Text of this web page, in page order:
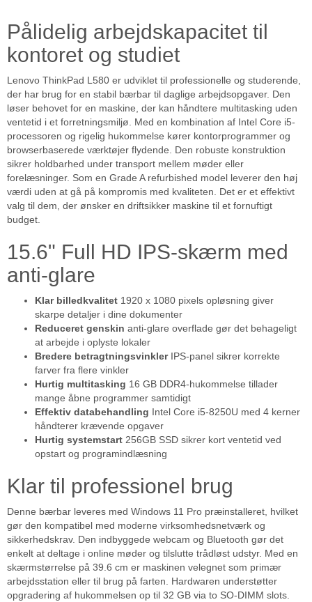
Pålidelig arbejdskapacitet til
kontoret og studiet
Lenovo ThinkPad L580 er udviklet til professionelle og studerende,
der har brug for en stabil bærbar til daglige arbejdsopgaver. Den
løser behovet for en maskine, der kan håndtere multitasking uden
ventetid i et forretningsmiljø. Med en kombination af Intel Core i5-
processoren og rigelig hukommelse kører kontorprogrammer og
browserbaserede værktøjer flydende. Den robuste konstruktion
sikrer holdbarhed under transport mellem møder eller
forelæsninger. Som en Grade A refurbished model leverer den høj
værdi uden at gå på kompromis med kvaliteten. Det er et effektivt
valg til dem, der ønsker en driftsikker maskine til et fornuftigt
budget.
15.6" Full HD IPS-skærm med
anti-glare
Klar billedkvalitet 1920 x 1080 pixels opløsning giver
skarpe detaljer i dine dokumenter
Reduceret genskin anti-glare overflade gør det behageligt
at arbejde i oplyste lokaler
Bredere betragtningsvinklerIPS-panel sikrer korrekte
farver fra flere vinkler
Hurtig multitasking 16 GB DDR4-hukommelse tillader
mange åbne programmer samtidigt
Effektiv databehandling Intel Core i5-8250U med 4 kerner
håndterer krævende opgaver
Hurtig systemstart 256GB SSD sikrer kort ventetid ved
opstart og programindlæsning
Klar til professionel brug
Denne bærbar leveres med Windows 11 Pro præinstalleret, hvilket
gør den kompatibel med moderne virksomhedsnetværk og
sikkerhedskrav. Den indbyggede webcam og Bluetooth gør det
enkelt at deltage i online møder og tilslutte trådløst udstyr. Med en
skærmstørrelse på 39.6 cm er maskinen velegnet som primær
arbejdsstation eller til brug på farten. Hardwaren understøtter
opgradering af hukommelsen op til 32 GB via to SO-DIMM slots.